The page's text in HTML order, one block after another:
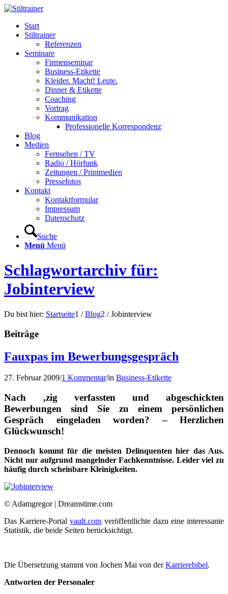
Start
Stiltrainer
Referenzen
Seminare
Firmenseminar
Business-Etikette
Kleider. Macht! Leute.
Dinner & Etikette
Coaching
Vortrag
Kommunikation
Professionelle Korrespondenz
Blog
Medien
Fernsehen / TV
Radio / Hörfunk
Zeitungen / Printmedien
Pressefotos
Kontakt
Kontaktformular
Impressum
Datenschutz
Suche
Menü Menü
Schlagwortarchiv für:
Jobinterview
Du bist hier: Startseite1 / Blog2 / Jobinterview
Beiträge
Fauxpas im Bewerbungsgespräch
27. Februar 2009/1 Kommentar/in Business-Etikette
Nach ‚zig verfassten und abgeschickten
Bewerbungen sind Sie zu einem persönlichen
Gespräch eingeladen worden? – Herzlichen
Glückwunsch!
Dennoch kommt für die meisten Delinquenten hier das Aus.
Nicht nur aufgrund mangelnder Fachkenntnisse. Leider viel zu
häufig durch scheinbare Kleinigkeiten.
© Adamgregor | Dreamstime.com
Das Karriere-Portalvault.com veröffentlichte dazu eine interessante
Statistik, die beide Seiten berücksichtigt.
Die Übersetzung stammt von Jochen Mai von derKarrierebibel.
Antworten der Personaler